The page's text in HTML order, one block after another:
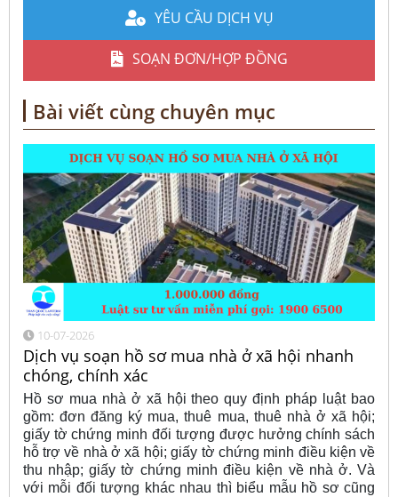
YÊU CẦU DỊCH VỤ
SOẠN ĐƠN/HỢP ĐỒNG
Bài viết cùng chuyên mục
10-07-2026
Dịch vụ soạn hồ sơ mua nhà ở xã hội nhanh
chóng, chính xác
Hồ sơ mua nhà ở xã hội theo quy định pháp luật bao
gồm: đơn đăng ký mua, thuê mua, thuê nhà ở xã hội;
giấy tờ chứng minh đối tượng được hưởng chính sách
hỗ trợ về nhà ở xã hội; giấy tờ chứng minh điều kiện về
thu nhập; giấy tờ chứng minh điều kiện về nhà ở. Và
với mỗi đối tượng khác nhau thì biểu mẫu hồ sơ cũng